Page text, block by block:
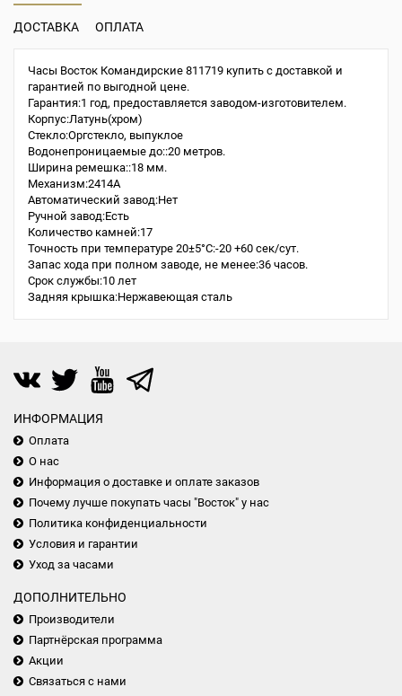
ДОСТАВКА ОПЛАТА
Часы Восток Командирские 811719 купить с доставкой и
гарантией по выгодной цене.
Гарантия:1 год, предоставляется заводом-изготовителем.
Корпус:Латунь(хром)
Стекло:Оргстекло, выпуклое
Водонепроницаемые до::20 метров.
Ширина ремешка::18 мм.
Механизм:2414A
Автоматический завод:Нет
Ручной завод:Есть
Количество камней:17
Точность при температуре 20±5°С:-20 +60 сек/сут.
Запас хода при полном заводе, не менее:36 часов.
Срок службы:10 лет
Задняя крышка:Нержавеющая сталь
ИНФОРМАЦИЯ
Оплата
О нас
Информация о доставке и оплате заказов
Почему лучше покупать часы "Восток" у нас
Политика конфиденциальности
Условия и гарантии
Уход за часами
ДОПОЛНИТЕЛЬНО
Производители
Партнёрская программа
Акции
Связаться с нами